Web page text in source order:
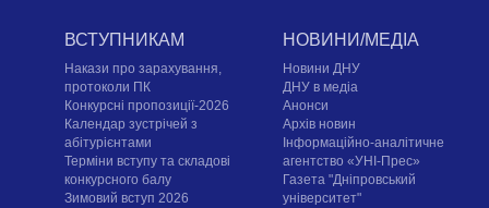
ВСТУПНИКАМ
Накази про зарахування,
протоколи ПК
Конкурсні пропозиції-2026
Календар зустрічей з
абітурієнтами
Терміни вступу та складові
конкурсного балу
Зимовий вступ 2026
НОВИНИ/МЕДІА
Новини ДНУ
ДНУ в медіа
Анонси
Архів новин
Інформаційно-аналітичне
агентство «УНІ-Прес»
Газета "Дніпровський
університет"